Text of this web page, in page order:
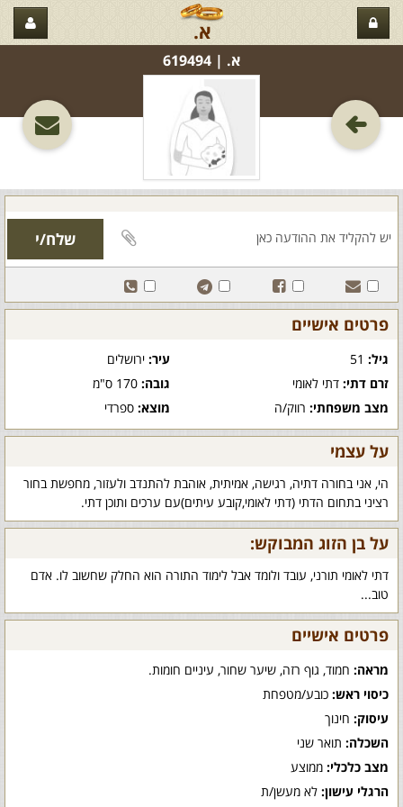
א.
א.‏ | 619494
פרטים אישיים
גיל: עיר:ירושלים
זרם דתי: דתי לאומי גובה:170 ס"מ
מצב משפחתי: רווק/ה מוצא:ספרדי
על עצמי
הי, אני בחורה דתיה, רגישה, אמיתית, אוהבת להתנדב ולעזור, מחפשת בחור
רציני בתחום הדתי (דתי לאומי,קובע עיתים)עם ערכים ותוכן דתי.
על בן הזוג המבוקש:
דתי לאומי תורני, עובד ולומד אבל לימוד התורה הוא החלק שחשוב לו. אדם
טוב...
פרטים אישיים
מראה: חמוד, גוף רזה, שיער שחור, עיניים חומות.
כיסוי ראש: כובע/מטפחת
עיסוק: חינוך
השכלה: תואר שני
מצב כלכלי: ממוצע
הרגלי עישון: לא מעשן/ת